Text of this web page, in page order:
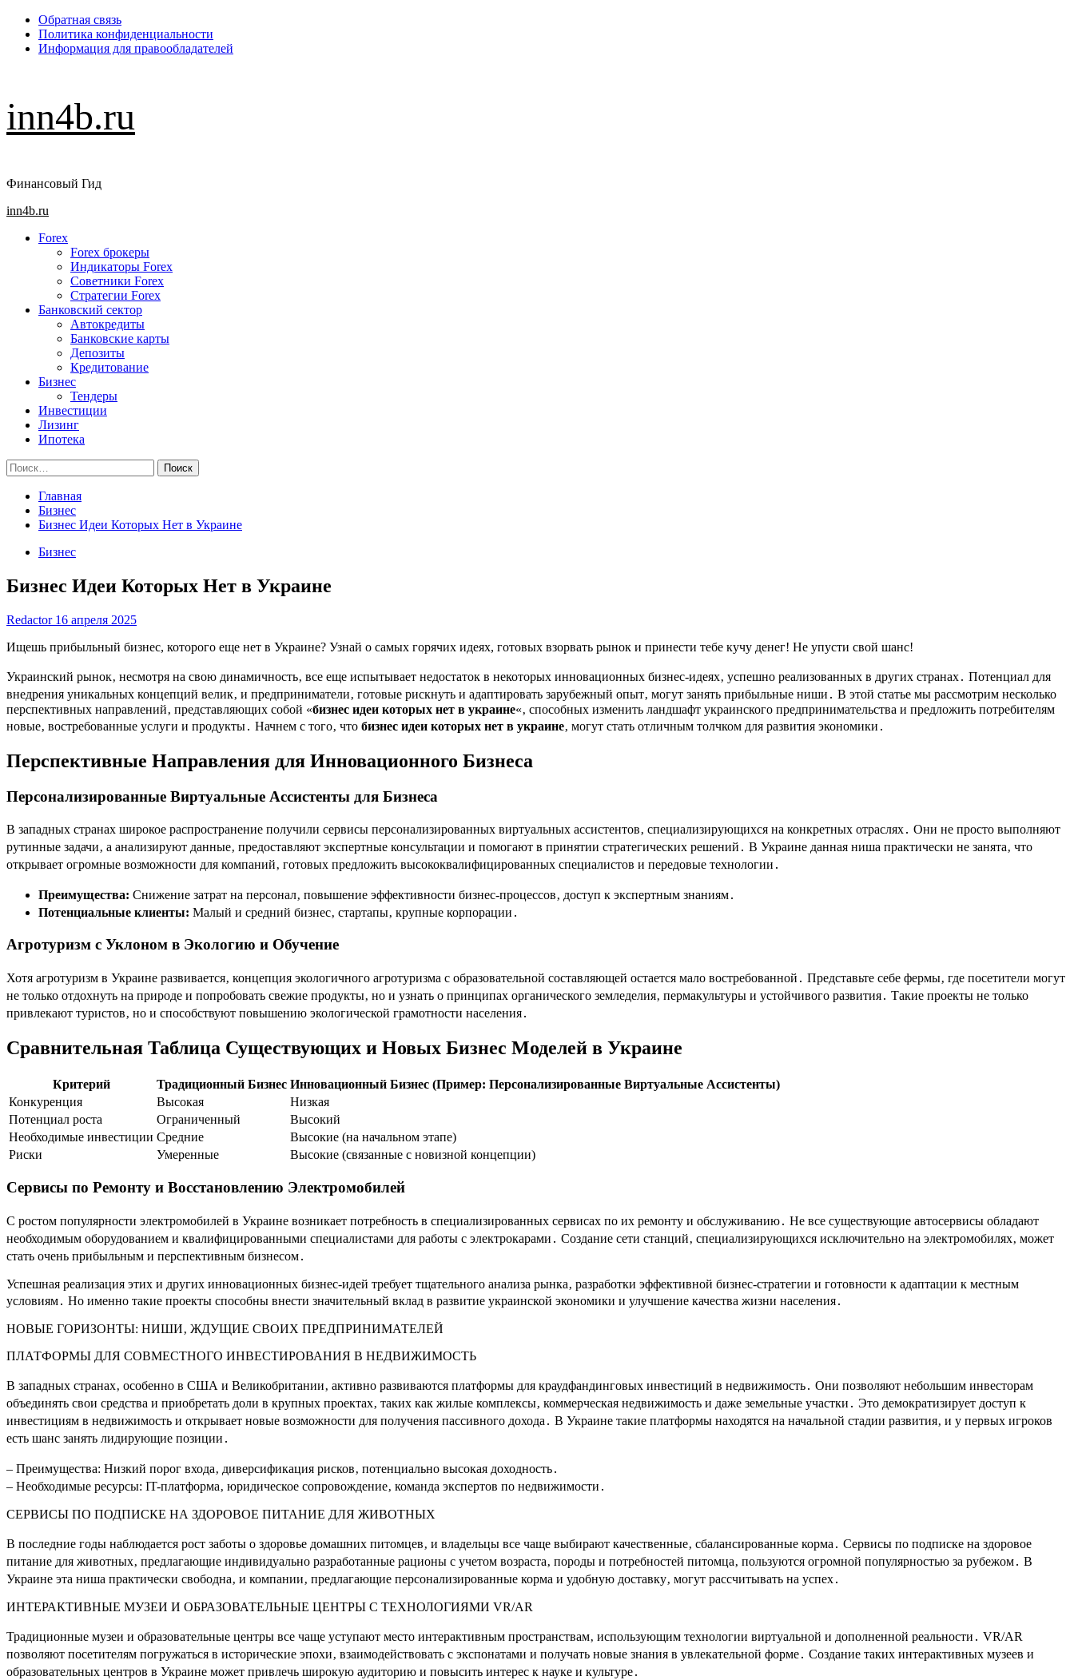
Перейти
содержимому
Обратная связь
Политика конфиденциальности
Информация для правообладателей
inn4b.ru
Финансовый Гид
Основное
inn4b.ru
Forex
Forex брокеры
Индикаторы Forex
Советники Forex
Стратегии Forex
Банковский сектор
Автокредиты
Банковские карты
Депозиты
Кредитование
Бизнес
Тендеры
Инвестиции
Лизинг
Ипотека
Найти:
Главная
Бизнес
Бизнес Идеи Которых Нет в Украине
Бизнес
Бизнес Идеи Которых Нет в Украине
Redactor 16 апреля 2025
Ищешь прибыльный бизнес, которого еще нет в Украине? Узнай о самых горячих идеях, готовых взорвать рынок и принести тебе кучу денег! Не упусти свой шанс!
Украинский рынок‚ несмотря на свою динамичность‚ все еще испытывает недостаток в некоторых инновационных бизнес-идеях‚ успешно реализованных в других странах․ Потенциал для
внедрения уникальных концепций велик‚ и предприниматели‚ готовые рискнуть и адаптировать зарубежный опыт‚ могут занять прибыльные ниши․ В этой статье мы рассмотрим несколько
перспективных направлений‚ представляющих собой «бизнес идеи которых нет в украине«‚ способных изменить ландшафт украинского предпринимательства и предложить потребителям
новые‚ востребованные услуги и продукты․ Начнем с того‚ что бизнес идеи которых нет в украине‚ могут стать отличным толчком для развития экономики․
Перспективные Направления для Инновационного Бизнеса
Персонализированные Виртуальные Ассистенты для Бизнеса
В западных странах широкое распространение получили сервисы персонализированных виртуальных ассистентов‚ специализирующихся на конкретных отраслях․ Они не просто выполняют
рутинные задачи‚ а анализируют данные‚ предоставляют экспертные консультации и помогают в принятии стратегических решений․ В Украине данная ниша практически не занята‚ что
открывает огромные возможности для компаний‚ готовых предложить высококвалифицированных специалистов и передовые технологии․
Преимущества: Снижение затрат на персонал‚ повышение эффективности бизнес-процессов‚ доступ к экспертным знаниям․
Потенциальные клиенты: Малый и средний бизнес‚ стартапы‚ крупные корпорации․
Агротуризм с Уклоном в Экологию и Обучение
Хотя агротуризм в Украине развивается‚ концепция экологичного агротуризма с образовательной составляющей остается мало востребованной․ Представьте себе фермы‚ где посетители могут
не только отдохнуть на природе и попробовать свежие продукты‚ но и узнать о принципах органического земледелия‚ пермакультуры и устойчивого развития․ Такие проекты не только
привлекают туристов‚ но и способствуют повышению экологической грамотности населения․
Сравнительная Таблица Существующих и Новых Бизнес Моделей в Украине
Критерий Традиционный Бизнес Инновационный Бизнес (Пример: Персонализированные Виртуальные Ассистенты)
Конкуренция
Высокая
Низкая
Потенциал роста
Ограниченный
Высокий
Необходимые инвестиции Средние
Высокие (на начальном этапе)
Риски
Умеренные Высокие (связанные с новизной концепции)
Сервисы по Ремонту и Восстановлению Электромобилей
С ростом популярности электромобилей в Украине возникает потребность в специализированных сервисах по их ремонту и обслуживанию․ Не все существующие автосервисы обладают
необходимым оборудованием и квалифицированными специалистами для работы с электрокарами․ Создание сети станций‚ специализирующихся исключительно на электромобилях‚ может
стать очень прибыльным и перспективным бизнесом․
Успешная реализация этих и других инновационных бизнес-идей требует тщательного анализа рынка‚ разработки эффективной бизнес-стратегии и готовности к адаптации к местным
условиям․ Но именно такие проекты способны внести значительный вклад в развитие украинской экономики и улучшение качества жизни населения․
НОВЫЕ ГОРИЗОНТЫ: НИШИ‚ ЖДУЩИЕ СВОИХ ПРЕДПРИНИМАТЕЛЕЙ
ПЛАТФОРМЫ ДЛЯ СОВМЕСТНОГО ИНВЕСТИРОВАНИЯ В НЕДВИЖИМОСТЬ
В западных странах‚ особенно в США и Великобритании‚ активно развиваются платформы для краудфандинговых инвестиций в недвижимость․ Они позволяют небольшим инвесторам
объединять свои средства и приобретать доли в крупных проектах‚ таких как жилые комплексы‚ коммерческая недвижимость и даже земельные участки․ Это демократизирует доступ к
инвестициям в недвижимость и открывает новые возможности для получения пассивного дохода․ В Украине такие платформы находятся на начальной стадии развития‚ и у первых игроков
есть шанс занять лидирующие позиции․
– Преимущества: Низкий порог входа‚ диверсификация рисков‚ потенциально высокая доходность․
– Необходимые ресурсы: IT-платформа‚ юридическое сопровождение‚ команда экспертов по недвижимости․
СЕРВИСЫ ПО ПОДПИСКЕ НА ЗДОРОВОЕ ПИТАНИЕ ДЛЯ ЖИВОТНЫХ
В последние годы наблюдается рост заботы о здоровье домашних питомцев‚ и владельцы все чаще выбирают качественные‚ сбалансированные корма․ Сервисы по подписке на здоровое
питание для животных‚ предлагающие индивидуально разработанные рационы с учетом возраста‚ породы и потребностей питомца‚ пользуются огромной популярностью за рубежом․ В
Украине эта ниша практически свободна‚ и компании‚ предлагающие персонализированные корма и удобную доставку‚ могут рассчитывать на успех․
ИНТЕРАКТИВНЫЕ МУЗЕИ И ОБРАЗОВАТЕЛЬНЫЕ ЦЕНТРЫ С ТЕХНОЛОГИЯМИ VR/AR
Традиционные музеи и образовательные центры все чаще уступают место интерактивным пространствам‚ использующим технологии виртуальной и дополненной реальности․ VR/AR
позволяют посетителям погружаться в исторические эпохи‚ взаимодействовать с экспонатами и получать новые знания в увлекательной форме․ Создание таких интерактивных музеев и
образовательных центров в Украине может привлечь широкую аудиторию и повысить интерес к науке и культуре․